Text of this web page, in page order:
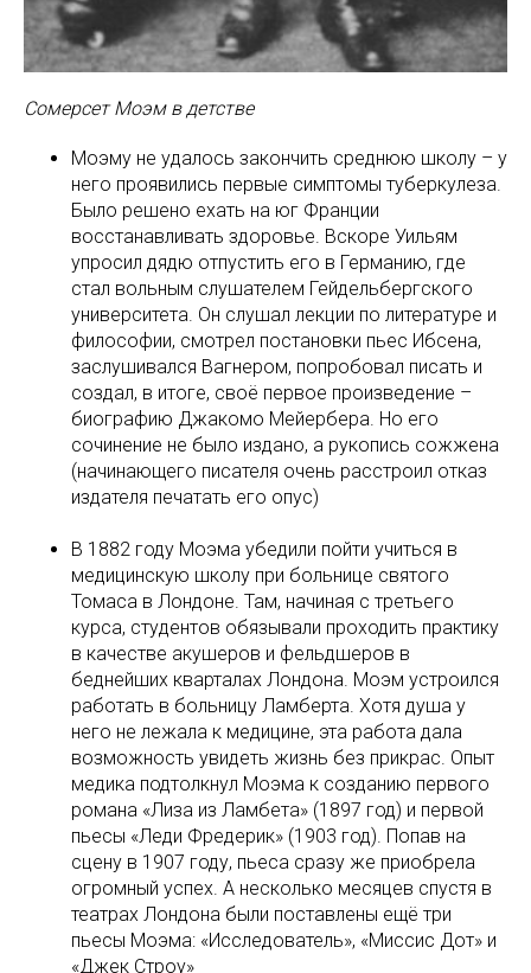
Сомерсет Моэм в детстве
Моэму не удалось закончить среднюю школу – у
него проявились первые симптомы туберкулеза.
Было решено ехать на юг Франции
восстанавливать здоровье. Вскоре Уильям
упросил дядю отпустить его в Германию, где
стал вольным слушателем Гейдельбергского
университета. Он слушал лекции по литературе и
философии, смотрел постановки пьес Ибсена,
заслушивался Вагнером, попробовал писать и
создал, в итоге, своё первое произведение –
биографию Джакомо Мейербера. Но его
сочинение не было издано, а рукопись сожжена
(начинающего писателя очень расстроил отказ
издателя печатать его опус)
В 1882 году Моэма убедили пойти учиться в
медицинскую школу при больнице святого
Томаса в Лондоне. Там, начиная с третьего
курса, студентов обязывали проходить практику
в качестве акушеров и фельдшеров в
беднейших кварталах Лондона. Моэм устроился
работать в больницу Ламберта. Хотя душа у
него не лежала к медицине, эта работа дала
возможность увидеть жизнь без прикрас. Опыт
медика подтолкнул Моэма к созданию первого
романа «Лиза из Ламбета» (1897 год) и первой
пьесы «Леди Фредерик» (1903 год). Попав на
сцену в 1907 году, пьеса сразу же приобрела
огромный успех. А несколько месяцев спустя в
театрах Лондона были поставлены ещё три
пьесы Моэма: «Исследователь», «Миссис Дот» и
«Джек Строу»